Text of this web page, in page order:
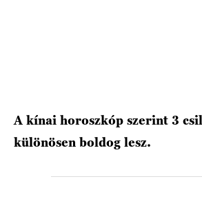
A kínai horoszkóp szerint 3
különösen boldog lesz.